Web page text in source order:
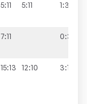
5:11 5:11 1:3
7:11 0:3
15:13 12:10 3:1